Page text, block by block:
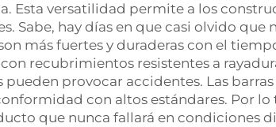
Esta versatilidad permite a los
Sabe, hay días en que casi olvido que
más fuertes y duraderas con el
recubrimientos resistentes a
provocar accidentes. Las
con altos estándares. Por
que nunca fallará en condiciones